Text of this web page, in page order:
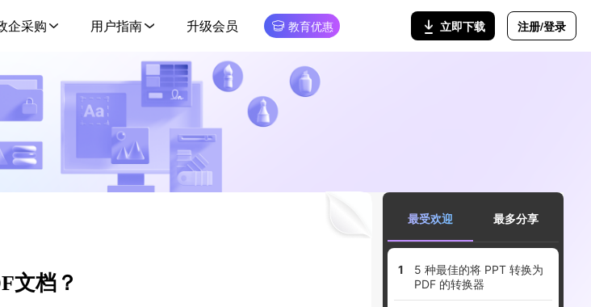
企采购 用户指南 升级会员 教育优惠 立即下载 注册/登录
文档？
最受欢迎 最多分享
5 种最佳的将 PPT 转换为
PDF 的转换器